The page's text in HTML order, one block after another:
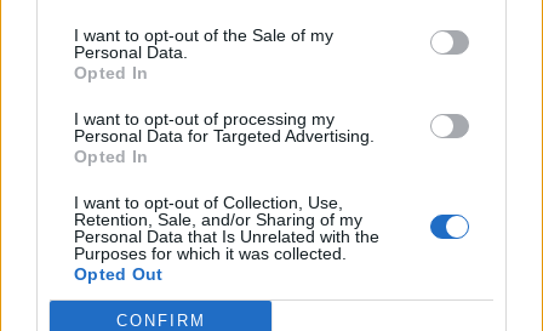
I want to opt-out of the Sale of my
Personal Data.
Opted In
I want to opt-out of processing my
Personal Data for Targeted Advertising.
Opted In
I want to opt-out of Collection, Use,
Retention, Sale, and/or Sharing of my
Personal Data that Is Unrelated with the
Purposes for which it was collected.
Opted Out
CONFIRM
assuma le responsabilità»
31 Lug 2026
«Impossibilitati nel far fronte alle vertenze
dei giocatori»
Nuorese, parte la programmazione:
Francesco Cattide è il nuovo tecnico
29 Lug 2026